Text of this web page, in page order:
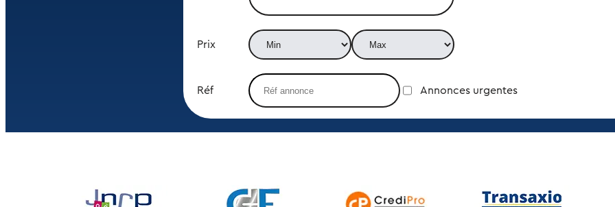
Prix
Réf Annonces urgentes